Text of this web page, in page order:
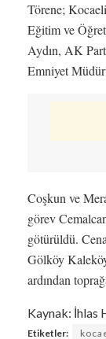
Törene;
Eğitim ve
Aydın, AK
Emniyet
Coşkun ve
görev
götürüldü.
Gölköy
ardından
Kaynak: İhlas
Etiketler: